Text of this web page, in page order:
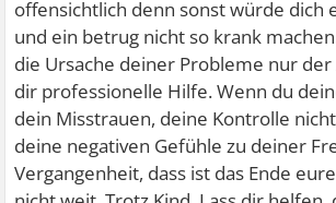
offensichtlich denn sonst würde dich
und ein betrug nicht so krank
die Ursache deiner Probleme nur der
dir professionelle Hilfe. Wenn du
dein Misstrauen, deine Kontrolle
deine negativen Gefühle zu deiner
Vergangenheit, dass ist das Ende